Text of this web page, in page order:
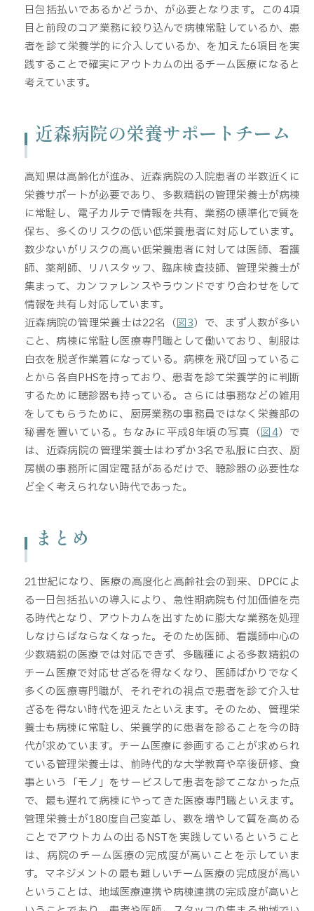
日包括払いであるかどうか、が必要となります。この4項
目と前段のコア業務に絞り込んで病棟常駐しているか、患
者を診て栄養学的に介入しているか、を加えた6項目を実
践することで確実にアウトカムの出るチーム医療になると
考えています。
近森病院の栄養サポートチーム
高知県は高齢化が進み、近森病院の入院患者の半数近くに
栄養サポートが必要であり、多数精鋭の管理栄養士が病棟
に常駐し、電子カルテで情報を共有、業務の標準化で質を
保ち、多くのリスクの低い低栄養患者に対応しています。
数少ないがリスクの高い低栄養患者に対しては医師、看護
師、薬剤師、リハスタッフ、臨床検査技師、管理栄養士が
集まって、カンファレンスやラウンドですり合わせをして
情報を共有し対応しています。
近森病院の管理栄養士は22名（図3）で、まず人数が多い
こと、病棟に常駐し医療専門職として働いており、制服は
白衣を脱ぎ作業着になっている。病棟を飛び回っているこ
とから各自PHSを持っており、患者を診て栄養学的に判断
するために聴診器も持っている。さらには事務などの雑用
をしてもらうために、厨房業務の事務員ではなく栄養部の
秘書を置いている。ちなみに平成8年頃の写真（図4）で
は、近森病院の管理栄養士はわずか3名で私服に白衣、厨
房横の事務所に固定電話があるだけで、聴診器の必要性な
ど全く考えられない時代であった。
まとめ
21世紀になり、医療の高度化と高齢社会の到来、DPCによ
る一日包括払いの導入により、急性期病院も付加価値を売
る時代となり、アウトカムを出すために膨大な業務を処理
しなけらばならなくなった。そのため医師、看護師中心の
少数精鋭の医療では対応できず、多職種による多数精鋭の
チーム医療で対応せざるを得なくなり、医師ばかりでなく
多くの医療専門職が、それぞれの視点で患者を診て介入せ
ざるを得ない時代を迎えたといえます。そのため、管理栄
養士も病棟に常駐し、栄養学的に患者を診ることを今の時
代が求めています。チーム医療に参画することが求められ
ている管理栄養士は、前時代的な大学教育や卒後研修、食
事という「モノ」をサービスして患者を診てこなかった点
で、最も遅れて病棟にやってきた医療専門職といえます。
管理栄養士が180度自己変革し、数を増やして質を高める
ことでアウトカムの出るNSTを実践しているということ
は、病院のチーム医療の完成度が高いことを示していま
す。マネジメントの最も難しいチーム医療の完成度が高い
ということは、地域医療連携や病棟連携の完成度が高いと